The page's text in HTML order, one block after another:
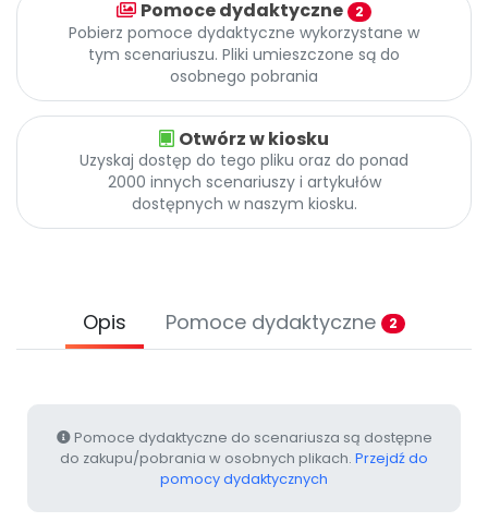
Pomoc
PromocjePomoce dydaktyczne 2
Pobierz pomoce dydaktyczne wykorzystane w
tym scenariuszu. Pliki umieszczone są do
osobnego pobrania
Otwórz w kiosku
Uzyskaj dostęp do tego pliku oraz do ponad
2000 innych scenariuszy i artykułów
dostępnych w naszym kiosku.
Opis Pomoce dydaktyczne 2
Pomoce dydaktyczne do scenariusza są dostępne
do zakupu/pobrania w osobnych plikach. Przejdź do
pomocy dydaktycznych